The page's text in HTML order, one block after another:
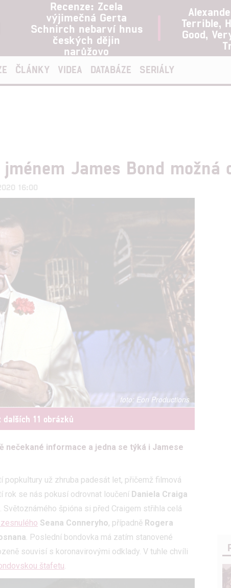
Recenze: Zcela
výjimečná Gerta
Schnirch nebarví hnus
českých dějin
narůžovo
Terrible,
Good,
ČLÁNKY VIDEA DATABÁZE SERIÁLY
James Bond možná
16:00
Eon Productions
dalších 11 obrázků
nečekané informace a jedna se týká i Jamese
popkultury už zhruba padesát let, přičemž filmová
rok se nás pokusí odrovnat loučení Daniela Craiga
Světoznámého špióna si před Craigem střihla celá
Seana Conneryho, případně Rogera
. Poslední bondovka má zatím stanovené
souvisí s koronavirovými odklady. V tuhle chvíli
štafetu.